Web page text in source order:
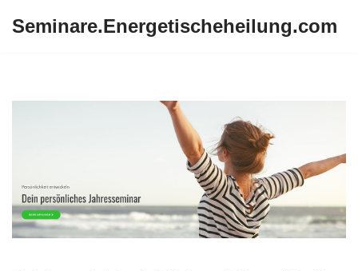
Seminare.Energetischeheilung.com